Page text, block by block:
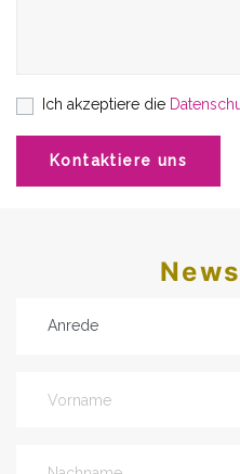
Ich akzeptiere die
Kontaktiere uns